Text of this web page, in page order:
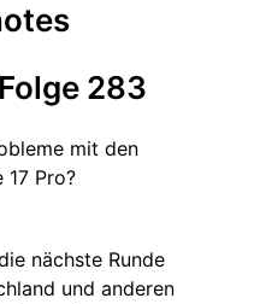
283
mit den
17 Pro?
nächste Runde
und anderen